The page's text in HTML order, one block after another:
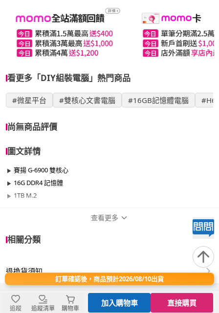
看更多「DIY組裝電腦」熱門商品
#微星平台 #雙核心文書電腦 #16GB記憶體電腦
尚無商品評價
圖文詳情
賽揚 G-6900 雙核心
16G DDR4 記憶體
1TB M.2
效能 400W以下
晶片 無顯示卡晶片
查看更多
相關分類
退換貨須知
訂單確認後，商品預計2026/08/10出貨
追蹤 追蹤清單 購物車
加入購物車 直接購買